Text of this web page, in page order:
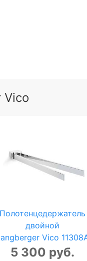
Vico
Полотенцедержатель
двойной
Vico
5 300 руб.